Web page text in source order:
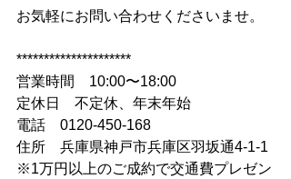
お気軽にお問い合わせくださいませ。
*********************
営業時間　10:00〜18:00
定休日　不定休、年末年始
電話　0120-450-168
住所　兵庫県神戸市兵庫区羽坂通4-1-1
※1万円以上のご成約で交通費プレゼン